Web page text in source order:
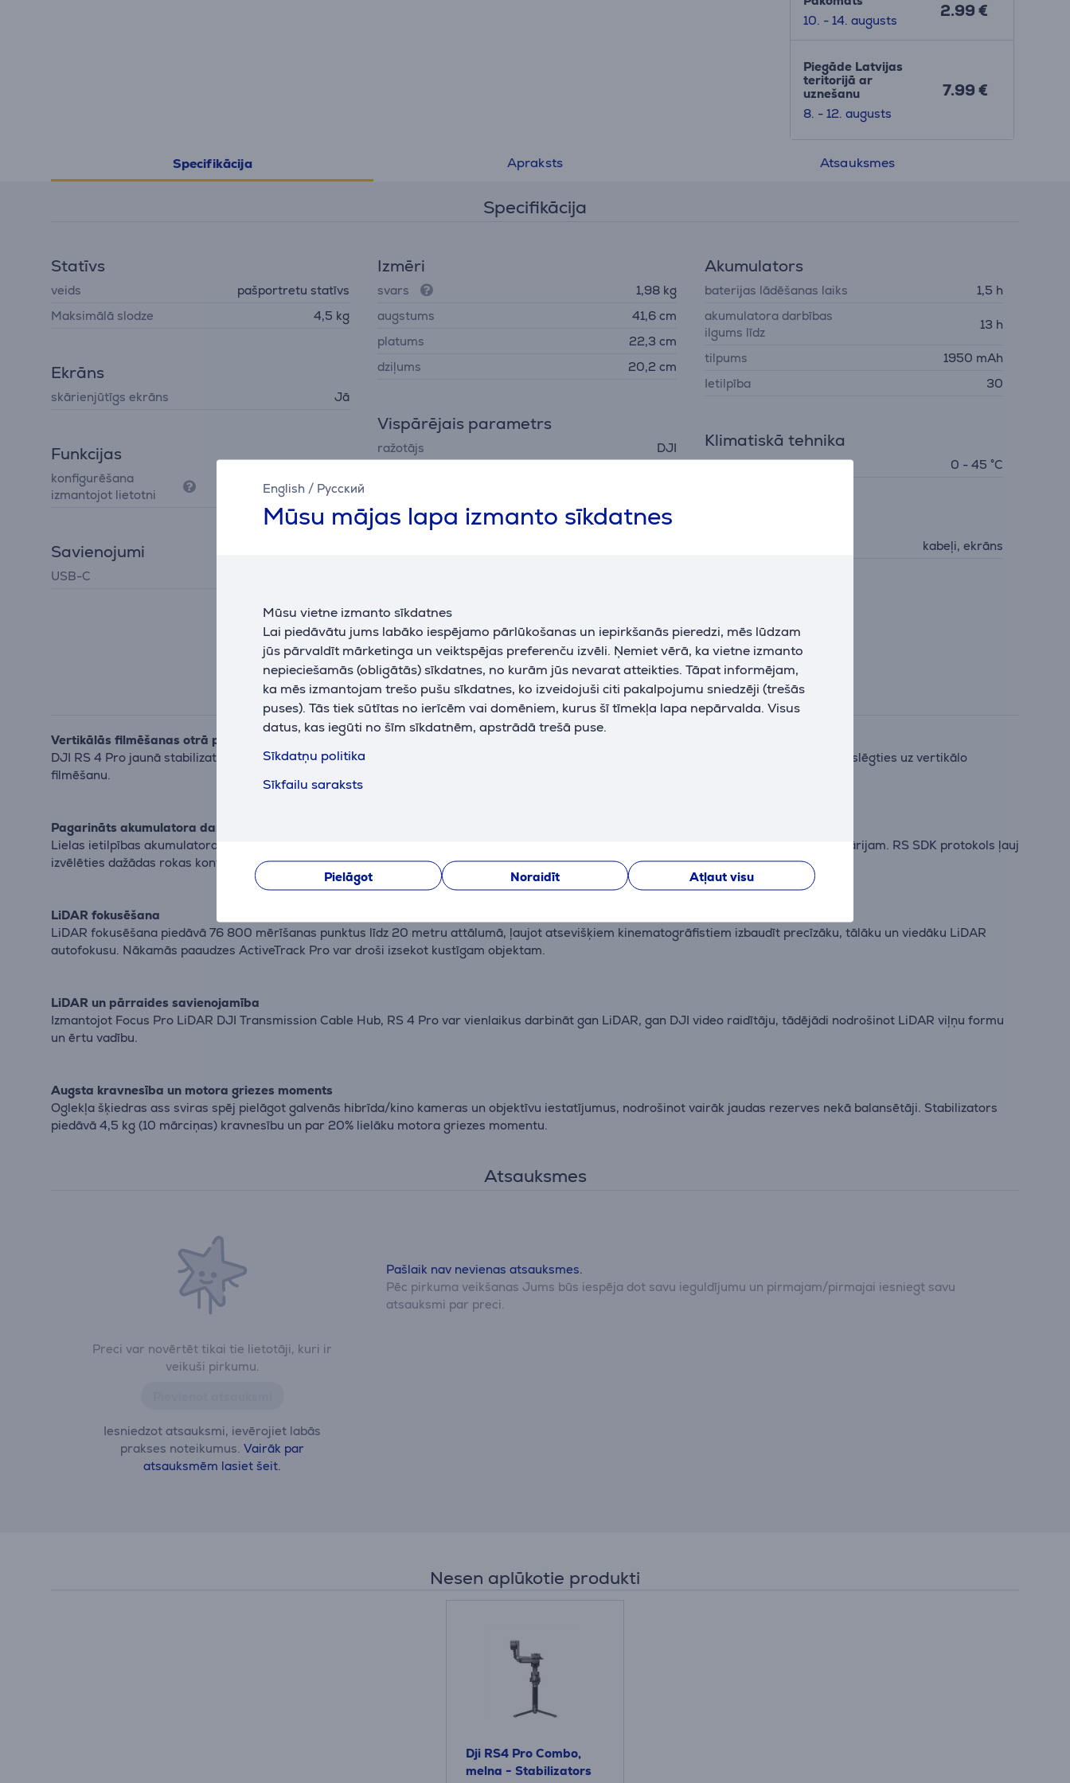
English / Русский
Mūsu mājas lapa izmanto sīkdatnes
Mūsu vietne izmanto sīkdatnes
Lai piedāvātu jums labāko iespējamo pārlūkošanas un iepirkšanās pieredzi, mēs lūdzam
jūs pārvaldīt mārketinga un veiktspējas preferenču izvēli. Ņemiet vērā, ka vietne izmanto
nepieciešamās (obligātās) sīkdatnes, no kurām jūs nevarat atteikties. Tāpat informējam,
ka mēs izmantojam trešo pušu sīkdatnes, ko izveidojuši citi pakalpojumu sniedzēji (trešās
puses). Tās tiek sūtītas no ierīcēm vai domēniem, kurus šī tīmekļa lapa nepārvalda. Visus
datus, kas iegūti no šīm sīkdatnēm, apstrādā trešā puse.
Sīkdatņu politika
Sīkfailu saraksts
Pielāgot Noraidīt Atļaut visu
10. - 14. augusts
2.99 €
Piegāde Latvijas
teritorijā ar
uznešanu
8. - 12. augusts
7.99 €
Specifikācija Apraksts Atsauksmes
Specifikācija
Statīvs
veids
pašportretu statīvs
Maksimālā slodze
4,5 kg
Ekrāns
skārienjūtīgs ekrāns Jā
Funkcijas
konfigurēšana
izmantojot lietotni
Jā
Savienojumi
USB-C
Izmēri
svars
1,98 kg
augstums
41,6 cm
platums
22,3 cm
dziļums
20,2 cm
Vispārējais parametrs
ražotājs
DJI
Barošana
Akumulators
baterijas lādēšanas laiks
1,5 h
akumulatora darbības
ilgums līdz
13 h
tilpums
1950 mAh
Ietilpība
30
Klimatiskā tehnika
darba temperatūra 0 - 45 °C
kabeļi, ekrāns
Apraksts
Vertikālās filmēšanas otrā paaudze
DJI RS 4 Pro jaunā stabilizatora horizontālā plāksne novērš nepieciešamību pēc papildu piederumiem, ļaujot kinematogrāfistiem viegli pārslēgties uz vertikālo
filmēšanu.
Pagarināts akumulatora darbības laiks
Lielas ietilpības akumulatora rokturis RS BG70 pagarina akumulatora darbības laiku līdz 29 stundām, piedāvājot risinājumus katram scenārijam. RS SDK protokols ļauj
izvēlēties dažādas rokas konfigurācijas.
LiDAR fokusēšana
LiDAR fokusēšana piedāvā 76 800 mērīšanas punktus līdz 20 metru attālumā, ļaujot atsevišķiem kinematogrāfistiem izbaudīt precīzāku, tālāku un viedāku LiDAR
autofokusu. Nākamās paaudzes ActiveTrack Pro var droši izsekot kustīgam objektam.
LiDAR un pārraides savienojamība
Izmantojot Focus Pro LiDAR DJI Transmission Cable Hub, RS 4 Pro var vienlaikus darbināt gan LiDAR, gan DJI video raidītāju, tādējādi nodrošinot LiDAR viļņu formu
un ērtu vadību.
Augsta kravnesība un motora griezes moments
Oglekļa šķiedras ass sviras spēj pielāgot galvenās hibrīda/kino kameras un objektīvu iestatījumus, nodrošinot vairāk jaudas rezerves nekā balansētāji. Stabilizators
piedāvā 4,5 kg (10 mārciņas) kravnesību un par 20% lielāku motora griezes momentu.
Atsauksmes
Preci var novērtēt tikai tie lietotāji, kuri ir
veikuši pirkumu.
Iesniedzot atsauksmi, ievērojiet labās
prakses noteikumus.Vairāk par
atsauksmēm lasiet šeit.
Pašlaik nav nevienas atsauksmes.
Pēc pirkuma veikšanas Jums būs iespēja dot savu ieguldījumu un pirmajam/pirmajai iesniegt savu
atsauksmi par preci.
Nesen aplūkotie produkti
Dji RS4 Pro Combo,
melna - Stabilizators